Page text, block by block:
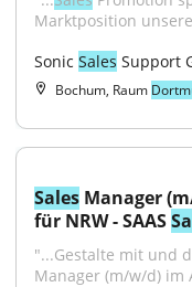
Marktposition
Sonic Sales Support
Bochum, Raum
Sales Manager
für NRW - SAAS
"...Gestalte mit und
Manager (m/w/d) im